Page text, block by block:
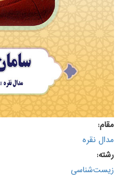
مقام:
مدال نقره
رشته:
زیست‌شناسی